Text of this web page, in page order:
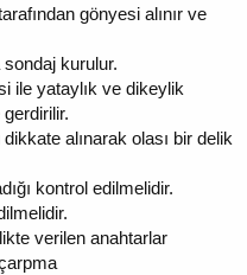
gönyesi alınır ve
kurulur.
ile yataylık ve dikeylik
alınarak olası bir delik
kontrol edilmelidir.
verilen anahtarlar